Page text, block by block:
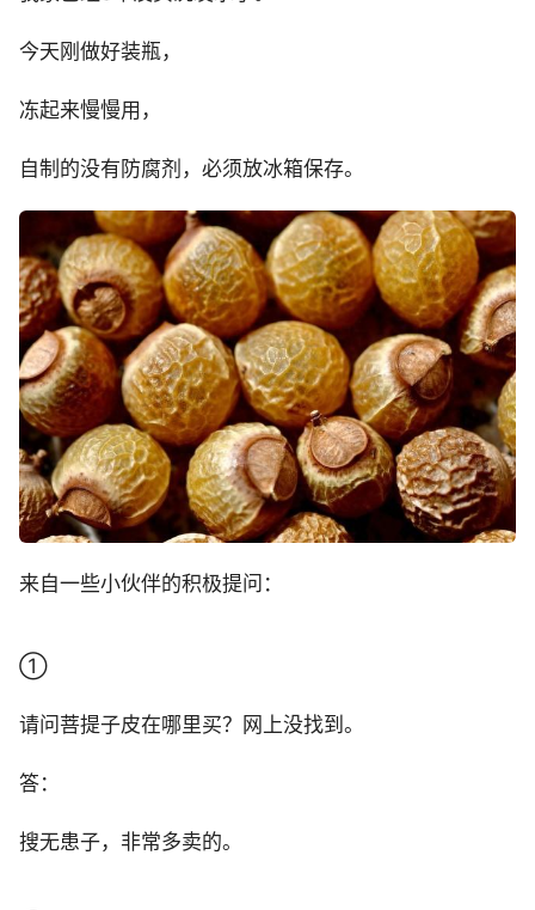
今天刚做好装瓶，
冻起来慢慢用，
自制的没有防腐剂，必须放冰箱保存。
来自一些小伙伴的积极提问：
①
请问菩提子皮在哪里买？网上没找到。
答：
搜无患子，非常多卖的。